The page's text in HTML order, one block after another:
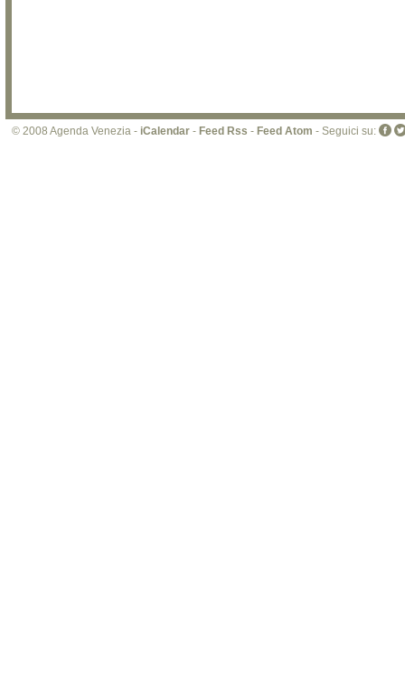
© 2008 Agenda Venezia - iCalendar - Feed Rss - Feed Atom - Seguici su: